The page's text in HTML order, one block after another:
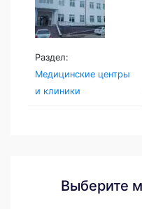
Раздел:
Медицинские центры
и клиники
Выберите